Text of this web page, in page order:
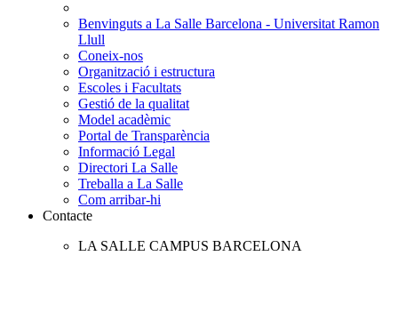
Benvinguts a La Salle Barcelona - Universitat Ramon
Llull
Coneix-nos
Organització i estructura
Escoles i Facultats
Gestió de la qualitat
Model acadèmic
Portal de Transparència
Informació Legal
Directori La Salle
Treballa a La Salle
Com arribar-hi
Contacte
LA SALLE CAMPUS BARCELONA